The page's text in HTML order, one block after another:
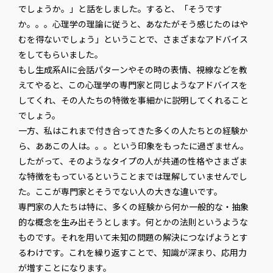
でしょうか。」と話をしました。すると、「そうです
か。。。心理学の理論に従うと、あなたがそう感じたのはや
むを得ないでしょう」ということで、さまざまなアドバイス
をしてもらいました。
もし生成系AIに会話パターンやその時の表情、視線などを教
えてやると、この心理学の専門家と同じようなアドバイスを
してくれ、その人たちの特徴を事細かに説明してくれること
でしょう。
一方、私はこれまで付き合ってきた多くの人たちとの経験か
ら、ああこの人は。。。という印象をもったに過ぎません。
したがって、そのようなタイプの人が共通の性格やさまざま
な特徴をもっているということまでは理解していませんでし
た。ここが専門家とそうでない人の大きな違いです。
専門家の人たちは特に、多くの経験から何か一般的な・抽象
的な概念を生み出そうとします。何とかの法則というような
ものです。それを用いて未知の問題の解決につなげようとす
るわけです。これを繰り返すことで、知識が深まり、応用力
が増すことになります。